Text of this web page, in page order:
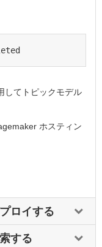
してトピックモデル
ホスティン
ロイする
プロイする
する